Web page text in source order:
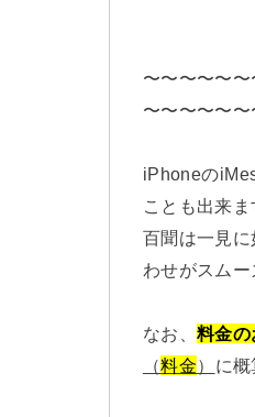
〜〜〜〜〜
〜〜〜〜〜
iPhoneの
ことも出来ま
百聞は一見に
わせがスムー
なお、料金の
（料金） に概